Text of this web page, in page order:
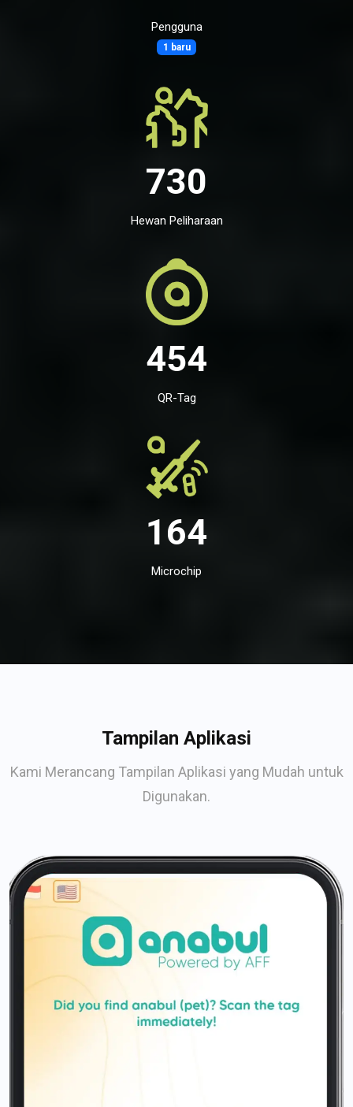
Pengguna
1 baru
730
Hewan Peliharaan
454
QR-Tag
164
Microchip
Tampilan Aplikasi
Kami Merancang Tampilan Aplikasi yang Mudah untuk
Digunakan.